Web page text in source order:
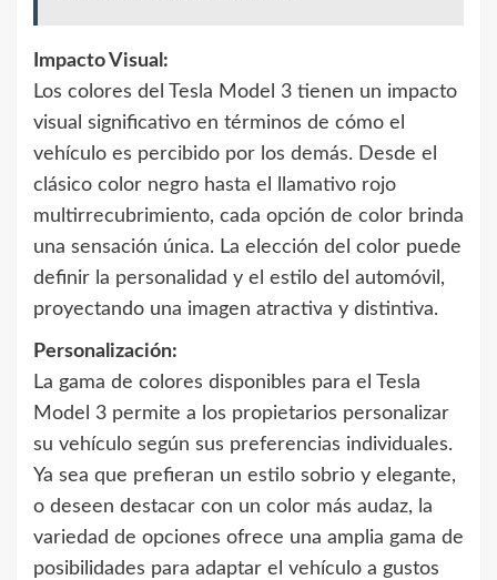
Impacto Visual:
Los colores del Tesla Model 3 tienen un impacto
visual significativo en términos de cómo el
vehículo es percibido por los demás. Desde el
clásico color negro hasta el llamativo rojo
multirrecubrimiento, cada opción de color brinda
una sensación única. La elección del color puede
definir la personalidad y el estilo del automóvil,
proyectando una imagen atractiva y distintiva.
Personalización:
La gama de colores disponibles para el Tesla
Model 3 permite a los propietarios personalizar
su vehículo según sus preferencias individuales.
Ya sea que prefieran un estilo sobrio y elegante,
o deseen destacar con un color más audaz, la
variedad de opciones ofrece una amplia gama de
posibilidades para adaptar el vehículo a gustos